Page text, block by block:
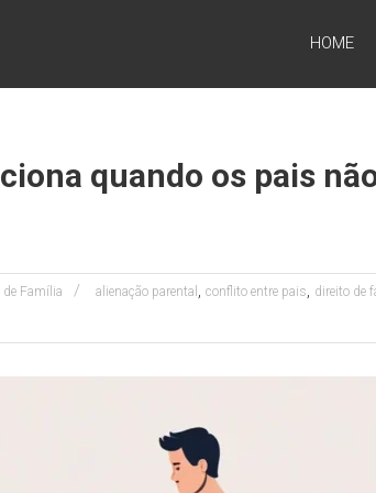
HOME
quando os pais
de Família alienação parental , conflito entre pais, direito de